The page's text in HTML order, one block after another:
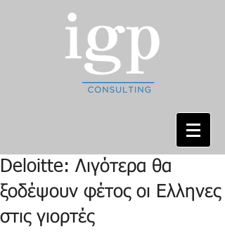
Deloitte: Λιγότερα θα
ξοδέψουν φέτος οι Ελληνες
στις γιορτές